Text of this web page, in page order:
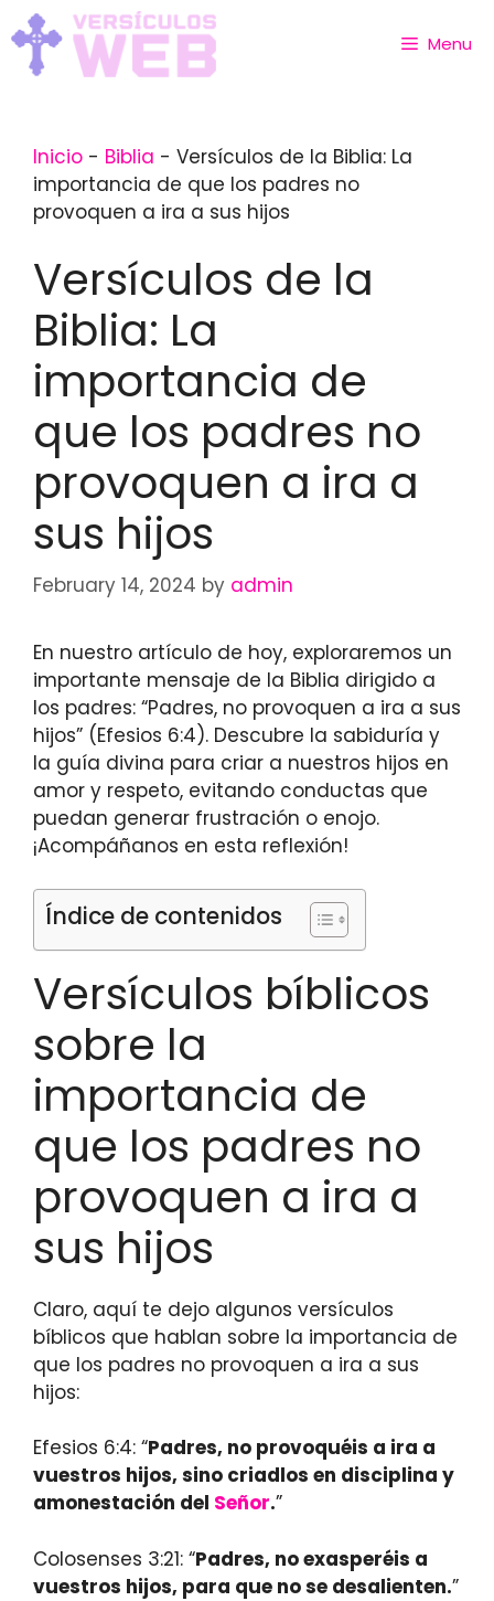
Skip
to
content
Menu
Inicio - Biblia - Versículos de la Biblia: La
importancia de que los padres no
provoquen a ira a sus hijos
Versículos de la
Biblia: La
importancia de
que los padres no
provoquen a ira a
sus hijos
February 14, 2024 by admin
En nuestro artículo de hoy, exploraremos un
importante mensaje de la Biblia dirigido a
los padres: “Padres, no provoquen a ira a sus
hijos” (Efesios 6:4). Descubre la sabiduría y
la guía divina para criar a nuestros hijos en
amor y respeto, evitando conductas que
puedan generar frustración o enojo.
¡Acompáñanos en esta reflexión!
Índice de contenidos
Versículos bíblicos
sobre la
importancia de
que los padres no
provoquen a ira a
sus hijos
Claro, aquí te dejo algunos versículos
bíblicos que hablan sobre la importancia de
que los padres no provoquen a ira a sus
hijos:
Efesios 6:4: “Padres, no provoquéis a ira a
vuestros hijos, sino criadlos en disciplina y
amonestación del Señor.”
Colosenses 3:21: “Padres, no exasperéis a
vuestros hijos, para que no se desalienten.”